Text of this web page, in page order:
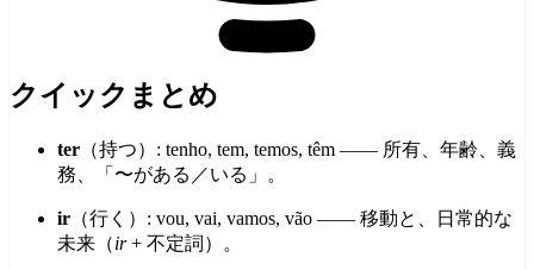
クイックまとめ
ter （持つ）: tenho, tem, temos, têm —— 所有、年齢、義
務、「〜がある／いる」。
ir （行く）: vou, vai, vamos, vão —— 移動と、日常的な
未来（ir+ 不定詞）。